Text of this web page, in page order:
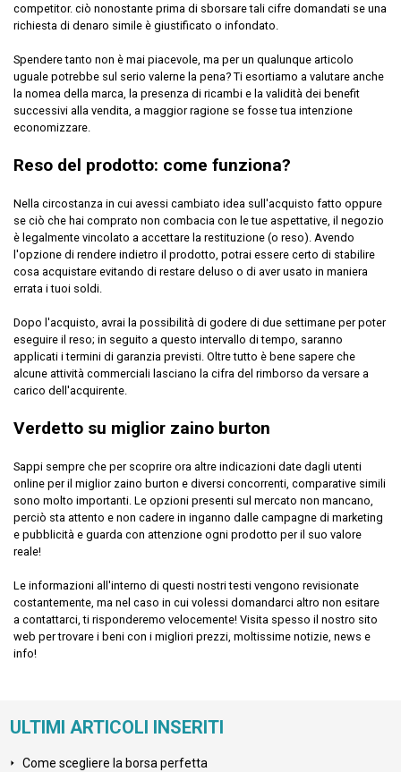
competitor. ciò nonostante prima di sborsare tali cifre domandati se una
richiesta di denaro simile è giustificato o infondato.
Spendere tanto non è mai piacevole, ma per un qualunque articolo
uguale potrebbe sul serio valerne la pena? Ti esortiamo a valutare anche
la nomea della marca, la presenza di ricambi e la validità dei benefit
successivi alla vendita, a maggior ragione se fosse tua intenzione
economizzare.
Reso del prodotto: come funziona?
Nella circostanza in cui avessi cambiato idea sull'acquisto fatto oppure
se ciò che hai comprato non combacia con le tue aspettative, il negozio
è legalmente vincolato a accettare la restituzione (o reso). Avendo
l'opzione di rendere indietro il prodotto, potrai essere certo di stabilire
cosa acquistare evitando di restare deluso o di aver usato in maniera
errata i tuoi soldi.
Dopo l'acquisto, avrai la possibilità di godere di due settimane per poter
eseguire il reso; in seguito a questo intervallo di tempo, saranno
applicati i termini di garanzia previsti. Oltre tutto è bene sapere che
alcune attività commerciali lasciano la cifra del rimborso da versare a
carico dell'acquirente.
Verdetto su miglior zaino burton
Sappi sempre che per scoprire ora altre indicazioni date dagli utenti
online per il miglior zaino burton e diversi concorrenti, comparative simili
sono molto importanti. Le opzioni presenti sul mercato non mancano,
perciò sta attento e non cadere in inganno dalle campagne di marketing
e pubblicità e guarda con attenzione ogni prodotto per il suo valore
reale!
Le informazioni all'interno di questi nostri testi vengono revisionate
costantemente, ma nel caso in cui volessi domandarci altro non esitare
a contattarci, ti risponderemo velocemente! Visita spesso il nostro sito
web per trovare i beni con i migliori prezzi, moltissime notizie, news e
info!
ULTIMI ARTICOLI INSERITI
Come scegliere la borsa perfetta